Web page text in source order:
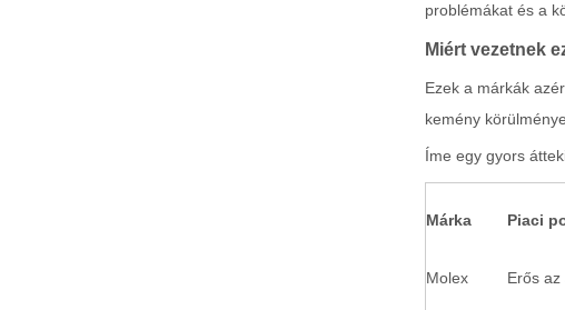
problémákat és a
Miért vezetnek
Ezek a márkák
kemény
Íme egy gyors
Márka Piaci
Molex Erős